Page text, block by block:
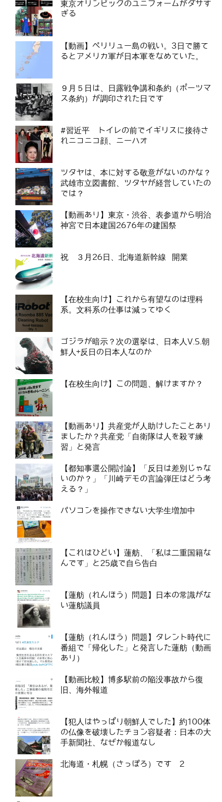
東京オリンピックのユニフォームがダサす
ぎる
【動画】ペリリュー島の戦い。3日で勝て
るとアメリカ軍が日本軍をなめていた。
９月５日は、日露戦争講和条約（ポーツマ
ス条約）が調印された日です
#習近平 トイレの前でイギリスに接待さ
れニコニコ顔、ニーハオ
ツタヤは、本に対する敬意がないのかな？
武雄市立図書館、ツタヤが経営していたの
では？
【動画あり】東京・渋谷、表参道から明治
神宮で日本建国2676年の建国祭
祝 ３月26日、北海道新幹線 開業
【在校生向け】これから有望なのは理科
系。文科系の仕事は減ってゆく
ゴジラが暗示？次の選挙は、日本人V.S.朝
鮮人+反日の日本人なのか
【在校生向け】この問題、解けますか？
【動画あり】共産党が人助けしたことあり
ましたか？共産党「自衛隊は人を殺す練
習」と発言
【都知事選公開討論】「反日は差別じゃな
いのか？」「川崎デモの言論弾圧はどう考
える？」
パソコンを操作できない大学生増加中
【これはひどい】蓮舫、「私は二重国籍な
んです」と25歳で自ら告白
【蓮舫（れんほう）問題】日本の常識がな
い蓮舫議員
【蓮舫（れんほう）問題】タレント時代に
番組で「帰化した」と発言した蓮舫（動画
あり）
【動画比較】博多駅前の陥没事故から復
旧、海外報道
【犯人はやっぱり朝鮮人でした】約100体
の仏像を破壊したチョン容疑者：日本の大
手新聞社、なぜか報道なし
北海道・札幌（さっぽろ）です 2